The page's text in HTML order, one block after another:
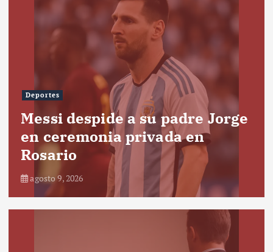
Deportes
Messi despide a su padre Jorge
en ceremonia privada en
Rosario
agosto 9, 2026